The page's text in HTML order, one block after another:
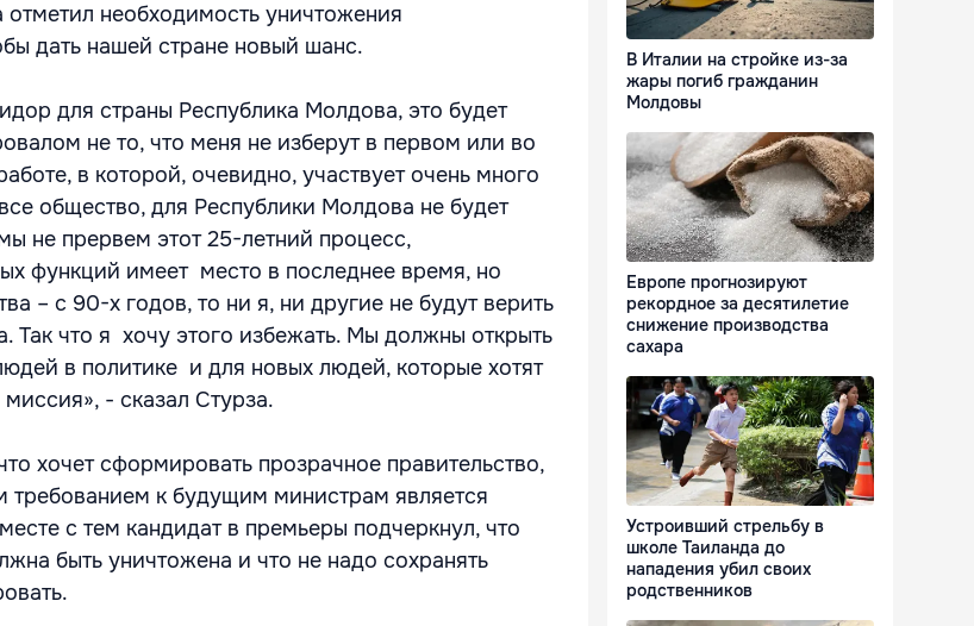
отметил необходимость уничтожения
дать нашей стране новый шанс.
для страны Республика Молдова, это будет
не то, что меня не изберут в первом или во
в которой, очевидно, участвует очень много
общество, для Республики Молдова не будет
не прервем этот 25-летний процесс,
функций имеет место в последнее время, но
– с 90-х годов, то ни я, ни другие не будут верить
Так что я хочу этого избежать. Мы должны открыть
в политике и для новых людей, которые хотят
- сказал Стурза.
хочет сформировать прозрачное правительство,
требованием к будущим министрам является
с тем кандидат в премьеры подчеркнул, что
быть уничтожена и что не надо сохранять
В Италии на стройке из-за
жары погиб гражданин
Молдовы
Европе прогнозируют
рекордное за десятилетие
снижение производства
сахара
Устроивший стрельбу в
школе Таиланда до
нападения убил своих
родственников